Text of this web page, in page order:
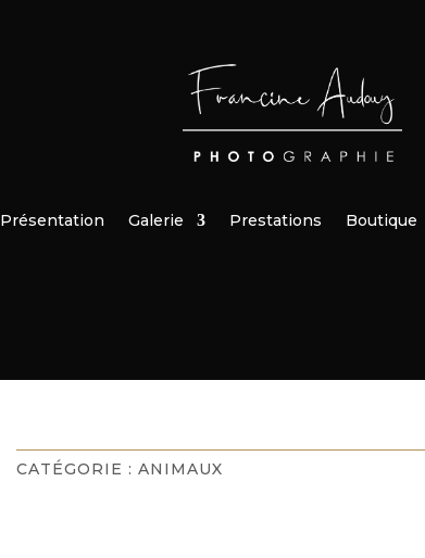
Présentation Galerie Prestations Boutique
CATÉGORIE : ANIMAUX